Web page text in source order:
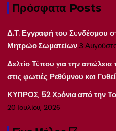
Πρόσφατα Posts
Δ.Τ. Εγγραφή του Συνδέσμου
Μητρώο Σωματείων3
Δελτίο Τύπου για την
στις φωτιές Ρεθύμνου και
ΚΥΠΡΟΣ, 52 Χρόνια από την
20 Ιουλίου, 2026